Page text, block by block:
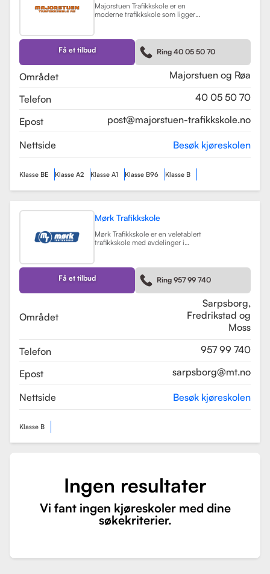
Majorstuen Trafikkskole er en
moderne trafikkskole som ligger
etablert i 2015 og har raskt blitt
kjent for sin høye kvalitet på
opplæring. Alle instruktørene er
pedagogisk utdannet fra Nord
Universitet og Met Universitet, noe
som sikrer en profesjonell og trygg
Få et tilbud Ring 40 05 50 70
Området
Majorstuen og Røa
Telefon
40 05 50 70
Epost
post@majorstuen-trafikkskole.no
Nettside Besøk kjøreskolen
Klasse BE Klasse A2 Klasse A1 Klasse B96 Klasse B
Mørk Trafikkskole
Mørk Trafikkskole er en veletablert
trafikkskole med avdelinger i
på undervisningen, og har fått
positive tilbakemeldinger fra elever,
med vurderinger som 5.0 i
Sarpsborg og 4.4 i Fredrikstad.
Få et tilbud Ring 957 99 740
Området
Sarpsborg,
Fredrikstad og
Moss
Telefon
957 99 740
Epost
sarpsborg@mt.no
Nettside Besøk kjøreskolen
Klasse B
Ingen resultater
Vi fant ingen kjøreskoler med dine
søkekriterier.